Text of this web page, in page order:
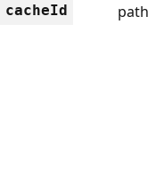
cacheId path